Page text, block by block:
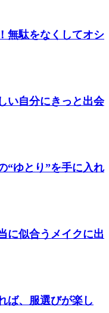
無駄をなくしてオシ
い自分にきっと出会
“ゆとり”を手に入れ
に似合うメイクに出
ば、服選びが楽し